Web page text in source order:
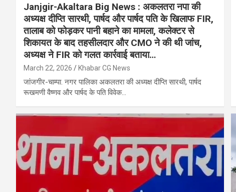
Janjgir-Akaltara Big News : अकलतरा नपा की
अध्यक्ष दीप्ति सारथी, पार्षद और पार्षद पति के खिलाफ FIR,
तालाब को फोड़कर पानी बहाने का मामला, कलेक्टर से
शिकायत के बाद तहसीलदार और CMO ने की थी जांच,
अध्यक्ष ने FIR को गलत कार्रवाई बताया…
March 22, 2026 Khabar CG News
जांजगीर-चाम्पा. नगर पालिका अकलतरा की अध्यक्ष दीप्ति सारथी, पार्षद
रूखमणी वैष्णव और पार्षद के पति विवेक…